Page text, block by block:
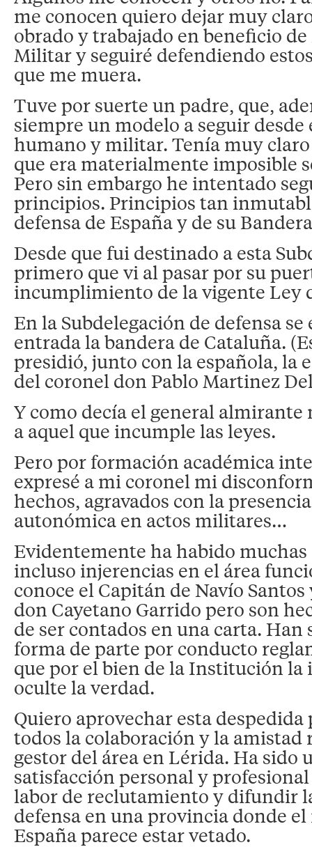
me conocen quiero dejar muy
obrado y trabajado en beneficio
Militar y seguiré defendiendo
que me muera.
Tuve por suerte un padre, que,
siempre un modelo a seguir
humano y militar. Tenía muy claro
que era materialmente imposible
Pero sin embargo he intentado
principios. Principios tan
defensa de España y de su
Desde que fui destinado a esta
primero que vi al pasar por su
incumplimiento de la vigente Ley
En la Subdelegación de defensa se
entrada la bandera de Cataluña.
presidió, junto con la española, la
del coronel don Pablo Martinez
Y como decía el general almirante
a aquel que incumple las leyes.
Pero por formación académica
expresé a mi coronel mi
hechos, agravados con la
autonómica en actos militares…
Evidentemente ha habido muchas
incluso injerencias en el área
conoce el Capitán de Navío
don Cayetano Garrido pero son
de ser contados en una carta.
forma de parte por conducto
que por el bien de la Institución
oculte la verdad.
Quiero aprovechar esta despedida
todos la colaboración y la amistad
gestor del área en Lérida. Ha sido
satisfacción personal y
labor de reclutamiento y difundir
defensa en una provincia donde
España parece estar vetado.